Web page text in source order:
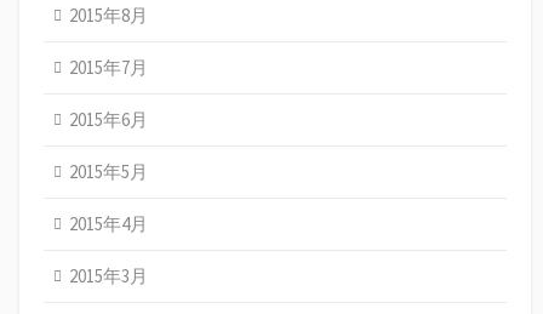
2015年8月
2015年7月
2015年6月
2015年5月
2015年4月
2015年3月